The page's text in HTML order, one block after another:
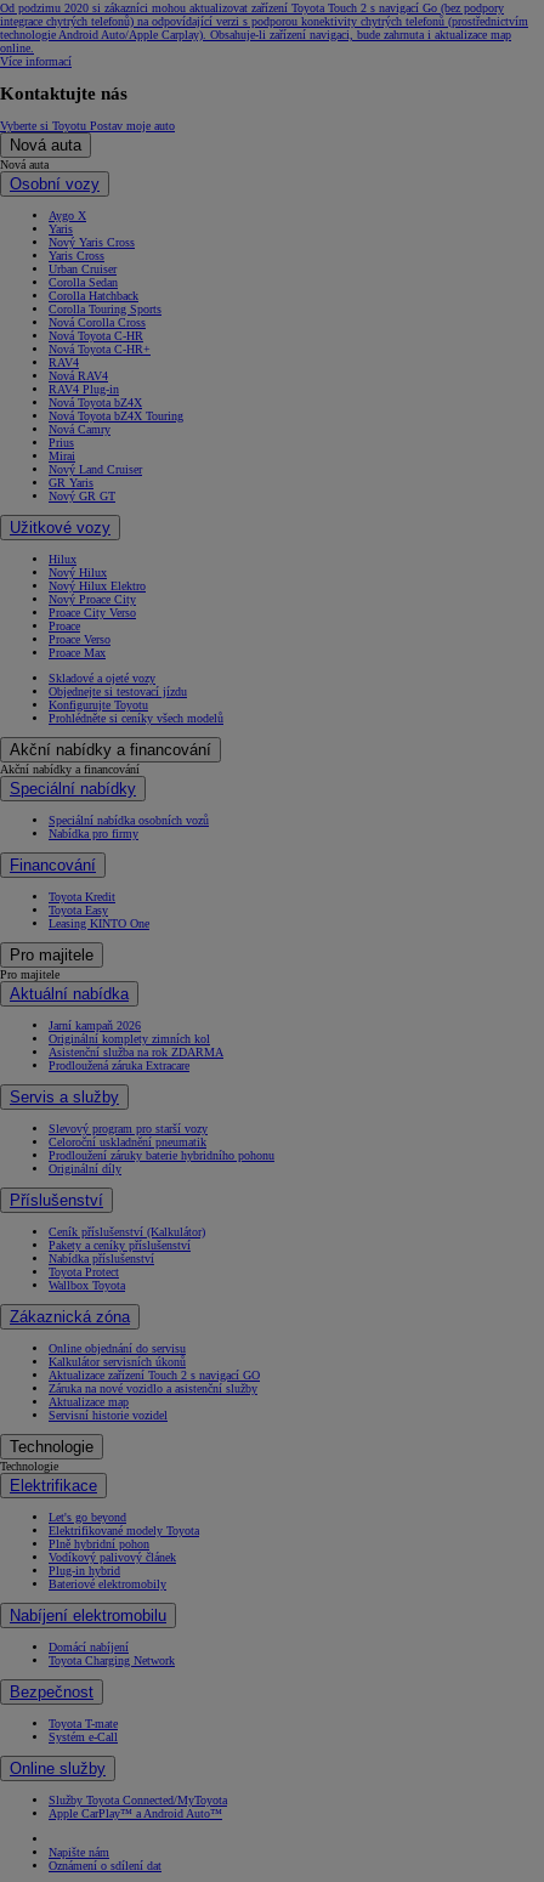
Od podzimu 2020 si zákazníci mohou aktualizovat zařízení Toyota Touch 2 s navigací Go (bez podpory
integrace chytrých telefonů) na odpovídající verzi s podporou konektivity chytrých telefonů (prostřednictvím
technologie Android Auto/Apple Carplay). Obsahuje-li zařízení navigaci, bude zahrnuta i aktualizace map
online.
Více informací
Kontaktujte nás
Vyberte si Toyotu Postav moje auto
Nová auta
Nová auta
Osobní vozy
Aygo X
Yaris
Nový Yaris Cross
Yaris Cross
Urban Cruiser
Corolla Sedan
Corolla Hatchback
Corolla Touring Sports
Nová Corolla Cross
Nová Toyota C-HR
Nová Toyota C-HR+
RAV4
Nová RAV4
RAV4 Plug-in
Nová Toyota bZ4X
Nová Toyota bZ4X Touring
Nová Camry
Prius
Mirai
Nový Land Cruiser
GR Yaris
Nový GR GT
Užitkové vozy
Hilux
Nový Hilux
Nový Hilux Elektro
Nový Proace City
Proace City Verso
Proace
Proace Verso
Proace Max
Skladové a ojeté vozy
Objednejte si testovací jízdu
Konfigurujte Toyotu
Prohlédněte si ceníky všech modelů
Akční nabídky a financování
Akční nabídky a financování
Speciální nabídky
Speciální nabídka osobních vozů
Nabídka pro firmy
Financování
Toyota Kredit
Toyota Easy
Leasing KINTO One
Pro majitele
Pro majitele
Aktuální nabídka
Jarní kampaň 2026
Originální komplety zimních kol
Asistenční služba na rok ZDARMA
Prodloužená záruka Extracare
Servis a služby
Slevový program pro starší vozy
Celoroční uskladnění pneumatik
Prodloužení záruky baterie hybridního pohonu
Originální díly
Příslušenství
Ceník příslušenství (Kalkulátor)
Pakety a ceníky příslušenství
Nabídka příslušenství
Toyota Protect
Wallbox Toyota
Zákaznická zóna
Online objednání do servisu
Kalkulátor servisních úkonů
Aktualizace zařízení Touch 2 s navigací GO
Záruka na nové vozidlo a asistenční služby
Aktualizace map
Servisní historie vozidel
Technologie
Technologie
Elektrifikace
Let's go beyond
Elektrifikované modely Toyota
Plně hybridní pohon
Vodíkový palivový článek
Plug-in hybrid
Bateriové elektromobily
Nabíjení elektromobilu
Domácí nabíjení
Toyota Charging Network
Bezpečnost
Toyota T-mate
Systém e-Call
Online služby
Služby Toyota Connected/MyToyota
Apple CarPlay™ a Android Auto™
Napište nám
Oznámení o sdílení dat